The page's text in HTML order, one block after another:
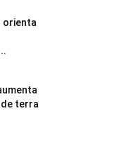
orienta
terra